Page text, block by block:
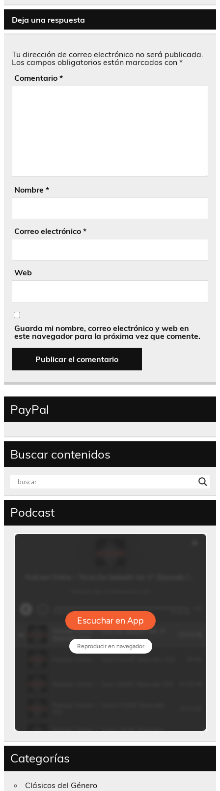
Deja una respuesta
Tu dirección de correo electrónico no será publicada.
Los campos obligatorios están marcados con *
Comentario *
Nombre *
Correo electrónico *
Web
Guarda mi nombre, correo electrónico y web en
este navegador para la próxima vez que comente.
PayPal
Buscar contenidos
Podcast
Categorías
Clásicos del Género